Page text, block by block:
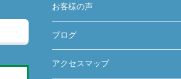
お客様の声
ブログ
アクセスマップ